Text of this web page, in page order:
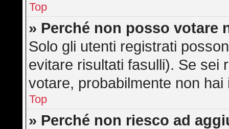
Top
» Perché non posso votare
Solo gli utenti registrati
evitare risultati fasulli). Se sei
votare, probabilmente non hai
Top
» Perché non riesco ad